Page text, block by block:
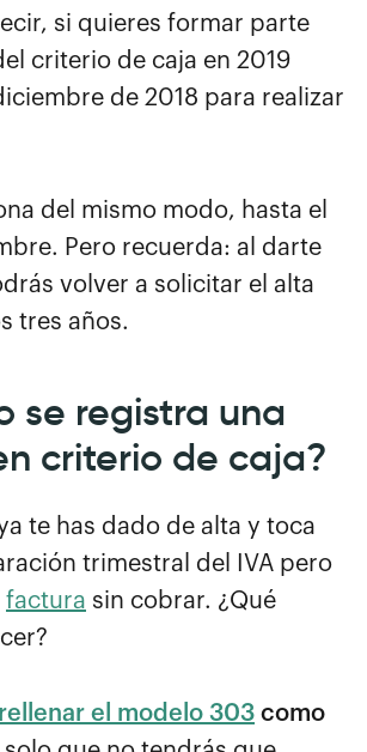
si quieres formar parte
criterio de caja en 2019
de 2018 para realizar
del mismo modo, hasta el
Pero recuerda: al darte
volver a solicitar el alta
tres años.
se registra una
criterio de caja?
te has dado de alta y toca
trimestral del IVA pero
factura sin cobrar. ¿Qué
rellenar el modelo 303 como